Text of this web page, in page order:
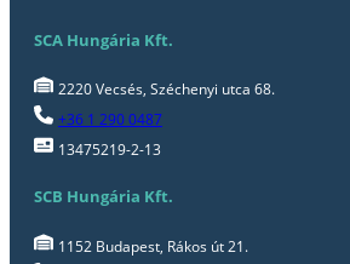
SCA Hungária Kft.
2220 Vecsés, Széchenyi utca 68.
+36 1 290 0487
13475219-2-13
SCB Hungária Kft.
1152 Budapest, Rákos út 21.